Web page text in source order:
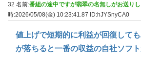
32 名前:番組の途中ですが翡翠の名無しがお送り
時:2026/05/08(金) 10:23:41.87
ID:hJYSnyCA0
値上げで短期的に利益が回復して
が落ちると一番の収益の自社ソフ